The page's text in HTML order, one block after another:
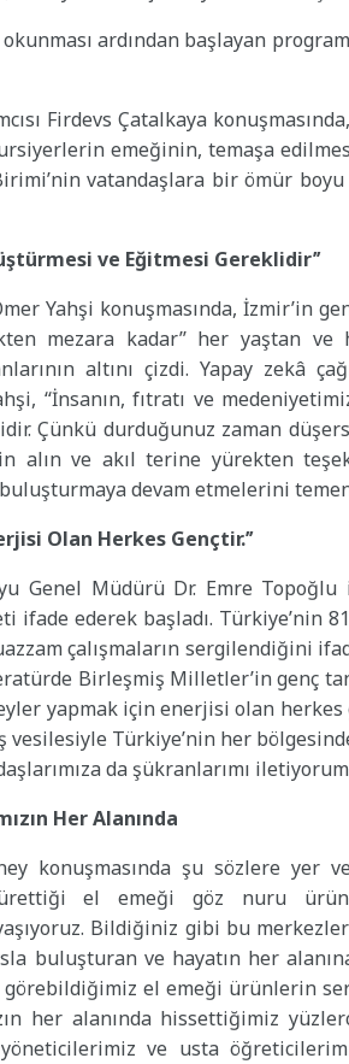
ardından başlayan
Firdevs Çatalkaya
emeğinin, temaşa
vatandaşlara bir ömür
ve Eğitmesi Gereklidir’’
Yahşi konuşmasında, İzmir’in
mezara kadar’’ her yaştan
altını çizdi. Yapay zekâ
‘‘İnsanın, fıtratı ve
Çünkü durduğunuz zaman
alın ve akıl terine yürekten
devam etmelerini
Olan Herkes Gençtir.’’
Genel Müdürü Dr. Emre Topoğlu
ifade ederek başladı. Türkiye’nin
çalışmaların sergilendiğini
Birleşmiş Milletler’in genç
yapmak için enerjisi olan herkes
vesilesiyle Türkiye’nin her
da şükranlarımı
Her Alanında
konuşmasında şu sözlere yer
el emeği göz nuru
Bildiğiniz gibi bu
buluşturan ve hayatın her
görebildiğimiz el emeği ürünlerin
her alanında hissettiğimiz
ve usta